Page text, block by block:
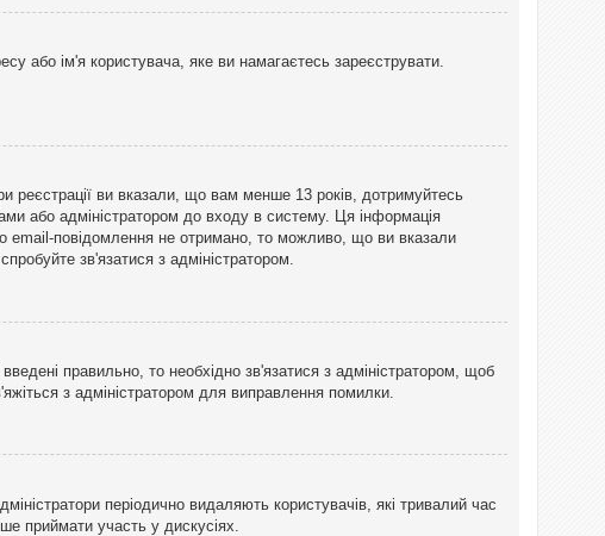
або ім'я користувача, яке ви намагаєтесь зареєструвати.
реєстрації ви вказали, що вам менше 13 років, дотримуйтесь
або адміністратором до входу в систему. Ця інформація
email-повідомлення не отримано, то можливо, що ви вказали
зв'язатися з адміністратором.
правильно, то необхідно зв'язатися з адміністратором, щоб
з адміністратором для виправлення помилки.
періодично видаляють користувачів, які тривалий час
приймати участь у дискусіях.